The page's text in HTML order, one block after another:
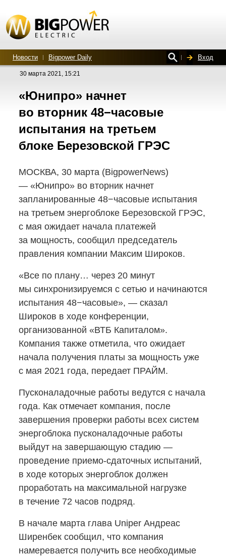
Новости Bigpower Daily Вход
30 марта 2021, 15:21
«Юнипро» начнет
во вторник 48−часовые
испытания на третьем
блоке Березовской ГРЭС
МОСКВА, 30 марта (BigpowerNews)
— «Юнипро» во вторник начнет
запланированные 48−часовые испытания
на третьем энергоблоке Березовской ГРЭС,
с мая ожидает начала платежей
за мощность, сообщил председатель
правления компании Максим Широков.
«Все по плану… через 20 минут
мы синхронизируемся с сетью и начинаются
испытания 48−часовые», — сказал
Широков в ходе конференции,
организованной «ВТБ Капиталом».
Компания также отметила, что ожидает
начала получения платы за мощность уже
с мая 2021 года, передает ПРАЙМ.
Пусконаладочные работы ведутся с начала
года. Как отмечает компания, после
завершения проверки работы всех систем
энергоблока пусконаладочные работы
выйдут на завершающую стадию —
проведение приемо-сдаточных испытаний,
в ходе которых энергоблок должен
проработать на максимальной нагрузке
в течение 72 часов подряд.
В начале марта глава Uniper Андреас
Ширенбек сообщил, что компания
намеревается получить все необходимые